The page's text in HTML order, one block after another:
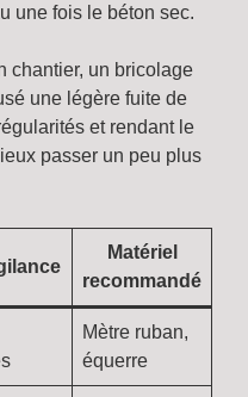
une fois le béton sec.
chantier, un bricolage
une légère fuite de
et rendant le
passer un peu plus
Matériel
recommandé
Mètre ruban,
équerre